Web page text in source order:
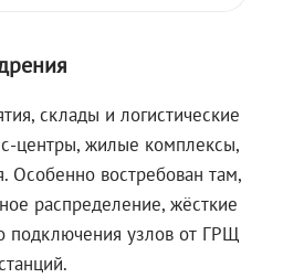
склады и логистические
центры, жилые комплексы,
Особенно востребован там,
распределение, жёсткие
подключения узлов от ГРЩ